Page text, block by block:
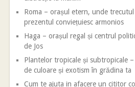
Roma – orașul etern, unde trecutul
prezentul conviețuiesc armonios
Haga – orașul regal și centrul
de Jos
Plantelor tropicale și subtropicale
de culoare și exotism în grădina ta
Cum te ajuta in afacere un cititor